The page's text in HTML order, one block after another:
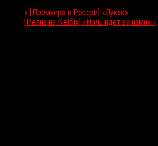
« [Премьера в России] «Лукас»
[Релиз на Netflix] «Ночь идет за нами» »